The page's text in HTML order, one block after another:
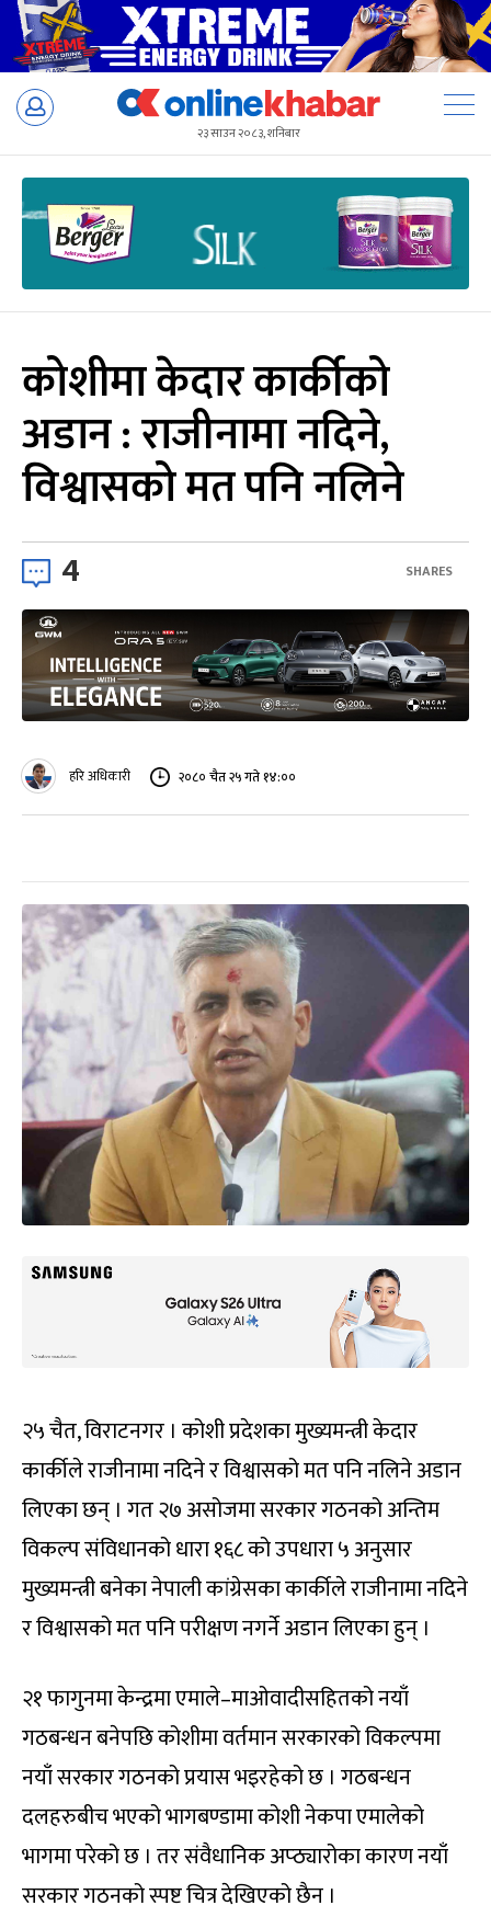
Skip
२३ साउन २०८३, शनिबार
कोशीमा केदार कार्कीको
अडान : राजीनामा नदिने,
विश्वासको मत पनि नलिने
4 SHARES
हरि अधिकारी २०८० चैत २५ गते १४:००
२५ चैत, विराटनगर । कोशी प्रदेशका मुख्यमन्त्री केदार
कार्कीले राजीनामा नदिने र विश्वासको मत पनि नलिने अडान
लिएका छन् । गत २७ असोजमा सरकार गठनको अन्तिम
विकल्प संविधानको धारा १६८ को उपधारा ५ अनुसार
मुख्यमन्त्री बनेका नेपाली कांग्रेसका कार्कीले राजीनामा नदिने
र विश्वासको मत पनि परीक्षण नगर्ने अडान लिएका हुन् ।
२१ फागुनमा केन्द्रमा एमाले–माओवादीसहितको नयाँ
गठबन्धन बनेपछि कोशीमा वर्तमान सरकारको विकल्पमा
नयाँ सरकार गठनको प्रयास भइरहेको छ । गठबन्धन
दलहरुबीच भएको भागबण्डामा कोशी नेकपा एमालेको
भागमा परेको छ । तर संवैधानिक अप्ठ्यारोका कारण नयाँ
सरकार गठनको स्पष्ट चित्र देखिएको छैन ।